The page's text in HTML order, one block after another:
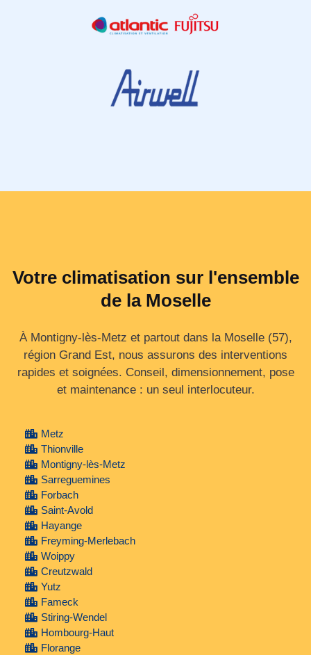
Votre climatisation sur l'ensemble
de la Moselle
À Montigny-lès-Metz et partout dans la Moselle (57),
région Grand Est, nous assurons des interventions
rapides et soignées. Conseil, dimensionnement, pose
et maintenance : un seul interlocuteur.
Metz
Thionville
Montigny-lès-Metz
Sarreguemines
Forbach
Saint-Avold
Hayange
Freyming-Merlebach
Woippy
Creutzwald
Yutz
Fameck
Stiring-Wendel
Hombourg-Haut
Florange